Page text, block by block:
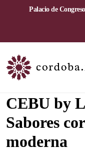
Palacio de
CEBU by
Sabores
moderna